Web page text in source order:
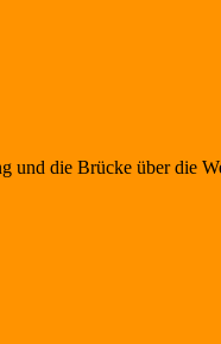
die Brücke über die